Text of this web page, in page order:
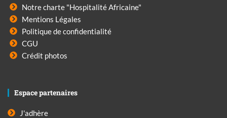
Notre charte "Hospitalité Africaine"
Mentions Légales
Politique de confidentialité
CGU
Crédit photos
Espace partenaires
J'adhère